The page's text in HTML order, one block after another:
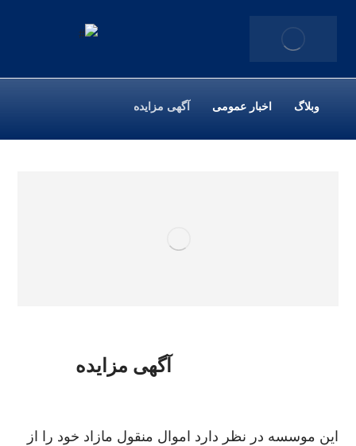
وبلاگ اخبار عمومی آگهی مزایده
آگهی مزایده
این موسسه در نظر دارد اموال منقول مازاد خود را از